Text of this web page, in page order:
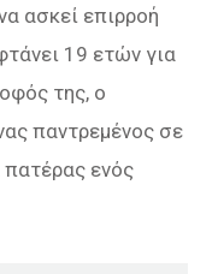
ασκεί επιρροή
19 ετών για
της, ο
παντρεμένος σε
πατέρας ενός